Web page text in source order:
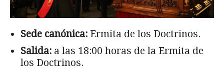
Sede canónica: Ermita de los Doctrinos.
Salida: a las 18:00 horas de la Ermita de
los Doctrinos.